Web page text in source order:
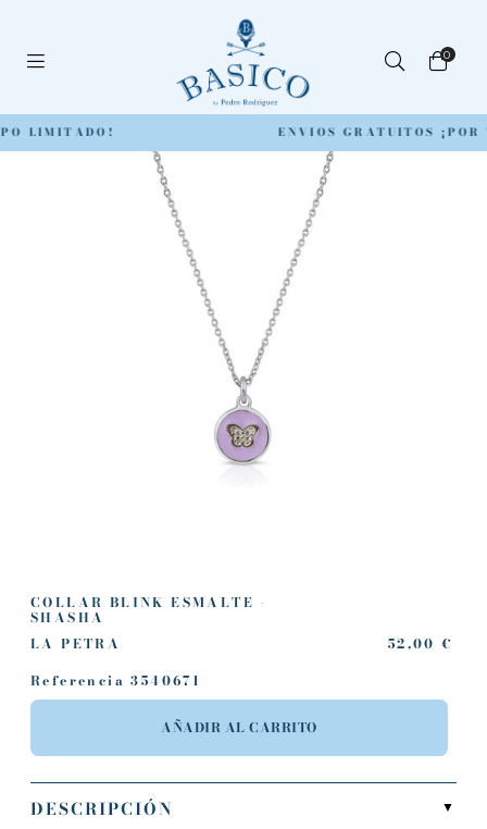
0
LIMITADO! ENVIOS GRATUITOS
COLLAR BLINK ESMALTE -
SHASHA
LA PETRA
52,00 €
Referencia 3540671
AÑADIR AL CARRITO
DESCRIPCIÓN ▼